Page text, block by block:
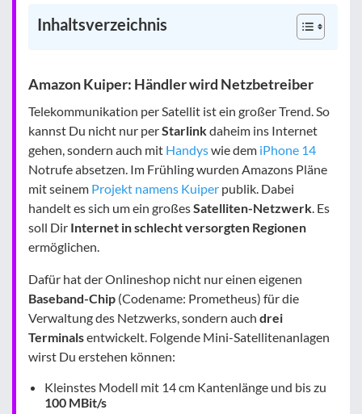
Inhaltsverzeichnis
Amazon Kuiper: Händler wird Netzbetreiber
Telekommunikation per Satellit ist ein großer Trend. So
kannst Du nicht nur perStarlinkdaheim ins Internet
gehen, sondern auch mit Handyswie dem iPhone 14
Notrufe absetzen. Im Frühling wurden Amazons Pläne
mit seinem Projekt namens Kuiper publik. Dabei
handelt es sich um ein großesSatelliten-Netzwerk . Es
soll Dir Internet in schlecht versorgten Regionen
ermöglichen.
Dafür hat der Onlineshop nicht nur einen eigenen
Baseband-Chip (Codename: Prometheus) für die
Verwaltung des Netzwerks, sondern auch drei
Terminalsentwickelt. Folgende Mini-Satellitenanlagen
wirst Du erstehen können:
Kleinstes Modell mit 14 cm Kantenlänge und bis zu
100 MBit/s